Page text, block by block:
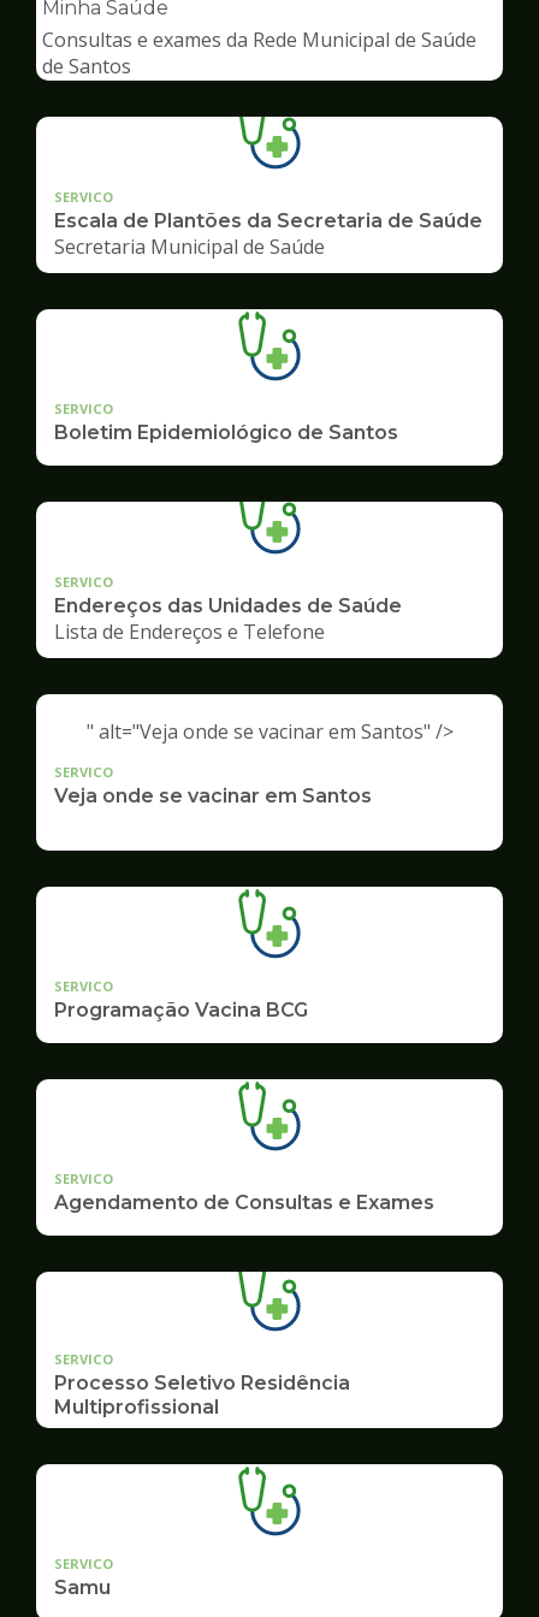
de
Saúde
Minha Saúde
Consultas e exames da Rede Municipal de Saúde
de Santos
SERVICO
Escala de Plantões da Secretaria de Saúde
Secretaria Municipal de Saúde
SERVICO
Boletim Epidemiológico de Santos
SERVICO
Endereços das Unidades de Saúde
Lista de Endereços e Telefone
" alt="Veja onde se vacinar em Santos" />
SERVICO
Veja onde se vacinar em Santos
SERVICO
Programação Vacina BCG
SERVICO
Agendamento de Consultas e Exames
SERVICO
Processo Seletivo Residência
Multiprofissional
SERVICO
Samu